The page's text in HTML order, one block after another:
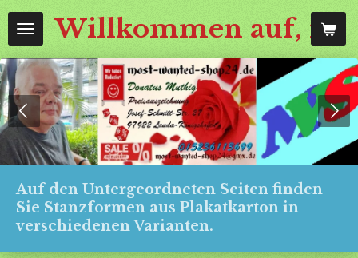
Zum
HauptinhaltWillkommen auf,
Auf den Untergeordneten Seiten finden
Sie Stanzformen aus Plakatkarton in
verschiedenen Varianten.